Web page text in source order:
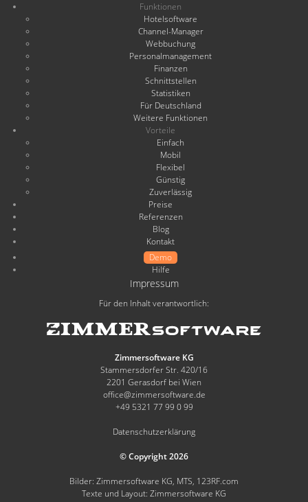
Funktionen
Hotelsoftware
Channel-Manager
Webbuchung
Personalmanagement
Finanzen
Schnittstellen
Statistiken
Für Deutschland
Weitere Funktionen
Vorteile
Einfach
Mobil
Flexibel
Günstig
Zuverlässig
Preise
Referenzen
Blog
Kontakt
Demo
Hilfe
Impressum
Für den Inhalt verantwortlich:
Zimmersoftware KG
Stammersdorfer Str. 420/16
2201 Gerasdorf bei Wien
office@zimmersoftware.de
+49 5321 77 99 0 99
Datenschutzerklärung
© Copyright 2026
Bilder: Zimmersoftware KG, MTS, 123RF.com
Texte und Layout: Zimmersoftware KG